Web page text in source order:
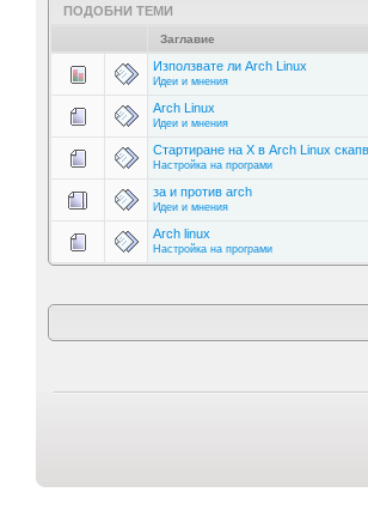
ПОДОБНИ ТЕМИ
Заглавие
Използвате ли Arch Linux
Идеи и мнения
Arch Linux
Идеи и мнения
Стартиране на Х в Arch Linux
Настройка на програми
за и против arch
Идеи и мнения
Arch linux
Настройка на програми